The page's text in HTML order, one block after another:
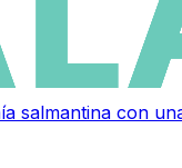
salmantina con